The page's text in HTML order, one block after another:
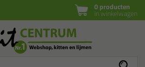
0 producten
in winkelwagen